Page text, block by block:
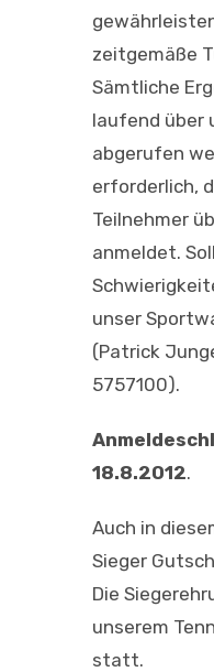
zeitgemäße
Sämtliche
laufend über
abgerufen
erforderlich,
Teilnehmer
anmeldet.
unser
(Patrick
5757100).
18.8.2012.
Auch in
Sieger
Die
unserem
statt.